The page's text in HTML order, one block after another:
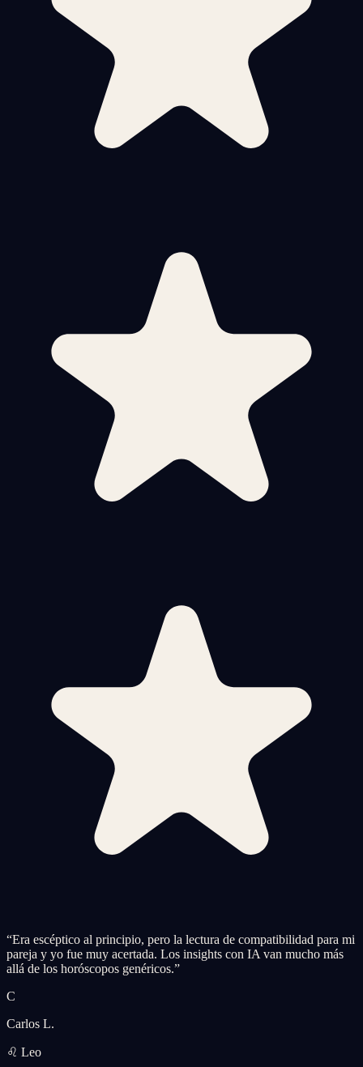
“Era escéptico al principio, pero la lectura de compatibilidad para mi
pareja y yo fue muy acertada. Los insights con IA van mucho más
allá de los horóscopos genéricos.”
C
Carlos L.
♌ Leo